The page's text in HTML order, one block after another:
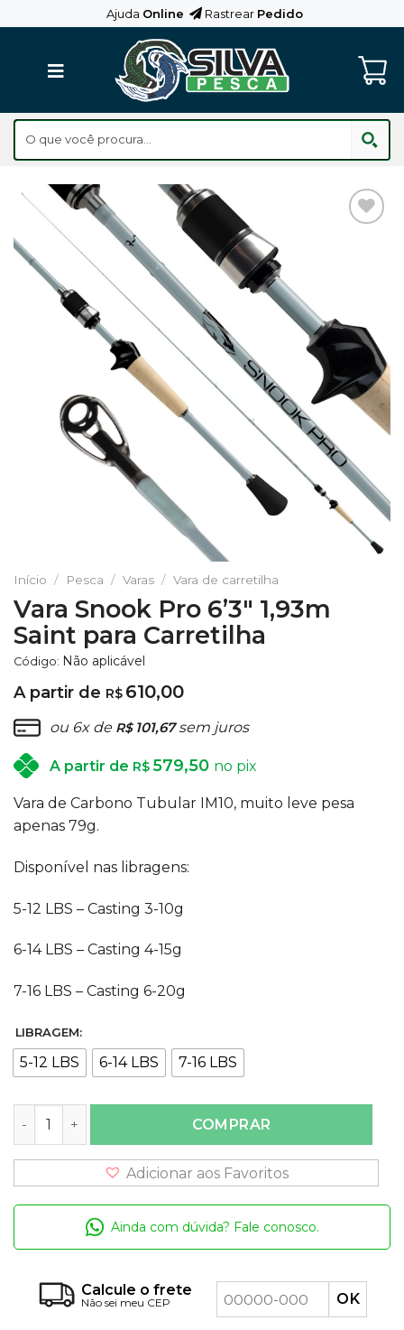
Ajuda Online Rastrear Pedido
Início / Pesca / Varas / Vara de carretilha
Vara Snook Pro 6’3″ 1,93m
Saint para Carretilha
Código: Não aplicável
A partir de R$ 610,00
ou 6x de R$ 101,67sem juros
A partir de R$579,50 no pix
Vara de Carbono Tubular IM10, muito leve pesa
apenas 79g.
Disponível nas libragens:
5-12 LBS – Casting 3-10g
6-14 LBS – Casting 4-15g
7-16 LBS – Casting 6-20g
LIBRAGEM:
5-12 LBS 6-14 LBS 7-16 LBS
COMPRAR
Adicionar aos Favoritos
Ainda com dúvida? Fale conosco.
Calcule o frete
Não sei meu CEP